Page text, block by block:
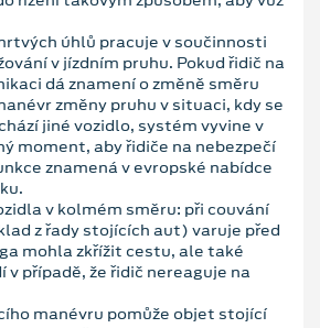
úhlů pracuje v součinnosti
v jízdním pruhu. Pokud řidič na
dá znamení o změně směru
změny pruhu v situaci, kdy se
jiné vozidlo, systém vyvine v
moment, aby řidiče na nebezpečí
znamená v evropské nabídce
v kolmém směru: při couvání
z řady stojících aut) varuje před
mohla zkřížit cestu, ale také
v případě, že řidič nereaguje na
manévru pomůže objet stojící